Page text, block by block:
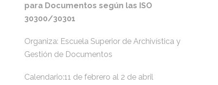
para Documentos según las ISO
30300/30301
Organiza: Escuela Superior de Archivística y
Gestión de Documentos
Calendario:11 de febrero al 2 de abril